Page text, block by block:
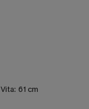
Vita: 61 cm